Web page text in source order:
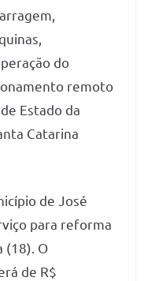
do
remoto
Estado da
Catarina
de José
para reforma
(18). O
de R$